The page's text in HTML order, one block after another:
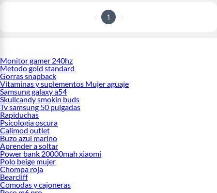
1
Monitor gamer 240hz
Metodo gold standard
Gorras snapback
Vitaminas y suplementos Mujer aguaje
Samsung galaxy a54
Skullcandy smokin buds
Tv samsung 50 pulgadas
Rapiduchas
Psicologia oscura
Calimod outlet
Buzo azul marino
Aprender a soltar
Power bank 20000mah xiaomi
Polo beige mujer
Chompa roja
Bearcliff
Comodas y cajoneras